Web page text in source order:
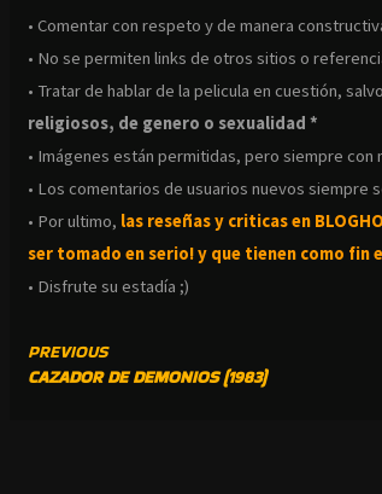
• Comentar con respeto y de manera
• No se permiten links de otros sitios o
• Tratar de hablar de la pelicula en cuestión,
religiosos, de genero o sexualidad *
• Imágenes están permitidas, pero siempre
• Los comentarios de usuarios nuevos siempre
• Por ultimo, las reseñas y criticas en
ser tomado en serio! y que tienen como
• Disfrute su estadía ;)
CONTINUE
READING
PREVIOUS
CAZADOR DE DEMONIOS (1983)